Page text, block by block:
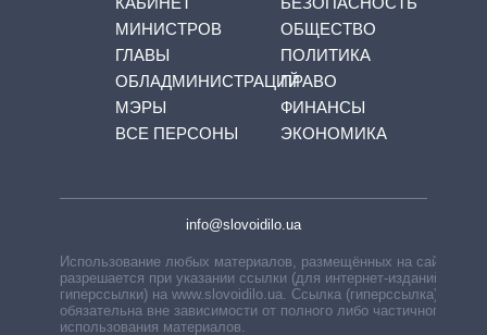
МИНИСТРОВ
ГЛАВЫ
ОБЛАДМИНИСТРАЦИЙ
МЭРЫ
ВСЕ ПЕРСОНЫ
ОБЩЕСТВО
ПОЛИТИКА
ПРАВО
ФИНАНСЫ
ЭКОНОМИКА
info@slovoidilo.ua
Использование любых материалов, размещённых на сайте,
разрешается при указании ссылки (для интернет-изданий —
гиперссылки) на www.slovoidilo.ua. Ссылка (гиперссылка)
обязательна вне зависимости от полного либо частичного
использования материалов.